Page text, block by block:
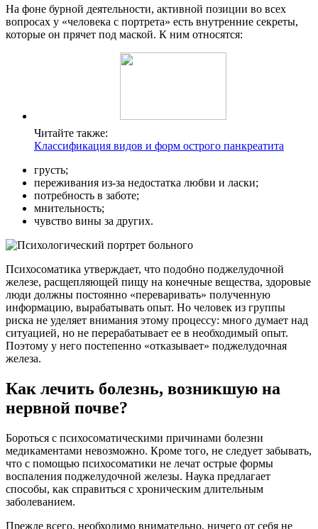
На фоне бурной деятельности, активной позиции во всех
вопросах у «человека с портрета» есть внутренние секреты,
которые он прячет под маской. К ним относятся:
Читайте также:
Классификация видов и форм острого панкреатита
грусть;
переживания из-за недостатка любви и ласки;
потребность в заботе;
мнительность;
чувство вины за других.
Психосоматика утверждает, что подобно поджелудочной
железе, расщепляющей пищу на конечные вещества, здоровые
люди должны постоянно «переваривать» полученную
информацию, вырабатывать опыт. Но человек из группы
риска не уделяет внимания этому процессу: много думает над
ситуацией, но не перерабатывает ее в необходимый опыт.
Поэтому у него постепенно «отказывает» поджелудочная
железа.
Как лечить болезнь, возникшую на
нервной почве?
Бороться с психосоматическими причинами болезни
медикаментами невозможно. Кроме того, не следует забывать,
что с помощью психосоматики не лечат острые формы
воспаления поджелудочной железы. Наука предлагает
способы, как справиться с хроническим длительным
заболеванием.
Прежде всего, необходимо внимательно, ничего от себя не